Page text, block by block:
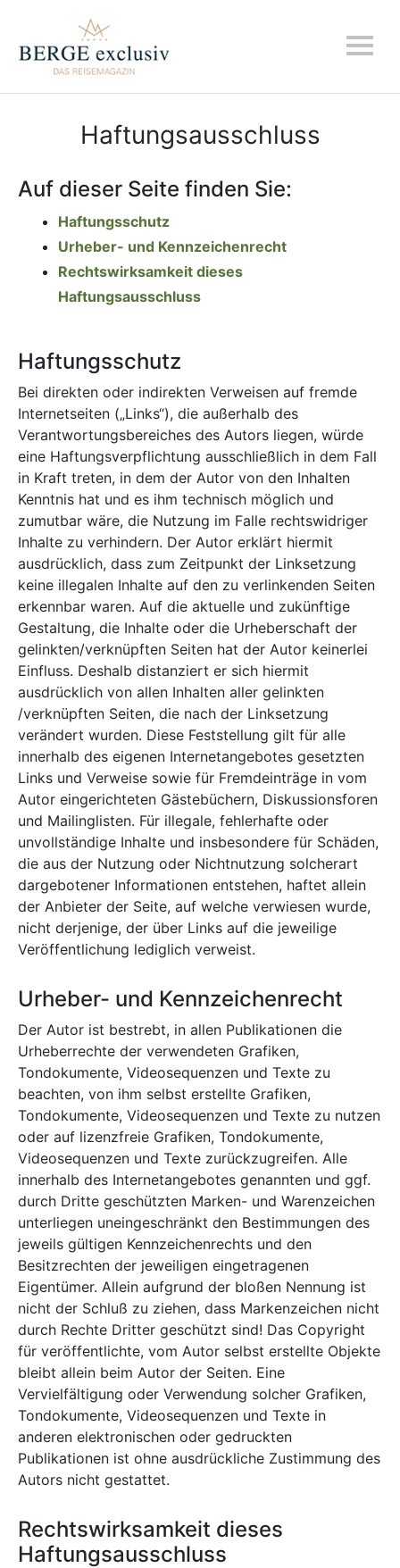
Haftungsausschluss
Auf dieser Seite finden Sie:
Haftungsschutz
Urheber- und Kennzeichenrecht
Rechtswirksamkeit dieses
Haftungsausschluss
Haftungsschutz
Bei direkten oder indirekten Verweisen auf fremde
Internetseiten („Links“), die außerhalb des
Verantwortungsbereiches des Autors liegen, würde
eine Haftungsverpflichtung ausschließlich in dem Fall
in Kraft treten, in dem der Autor von den Inhalten
Kenntnis hat und es ihm technisch möglich und
zumutbar wäre, die Nutzung im Falle rechtswidriger
Inhalte zu verhindern. Der Autor erklärt hiermit
ausdrücklich, dass zum Zeitpunkt der Linksetzung
keine illegalen Inhalte auf den zu verlinkenden Seiten
erkennbar waren. Auf die aktuelle und zukünftige
Gestaltung, die Inhalte oder die Urheberschaft der
gelinkten/verknüpften Seiten hat der Autor keinerlei
Einfluss. Deshalb distanziert er sich hiermit
ausdrücklich von allen Inhalten aller gelinkten
/verknüpften Seiten, die nach der Linksetzung
verändert wurden. Diese Feststellung gilt für alle
innerhalb des eigenen Internetangebotes gesetzten
Links und Verweise sowie für Fremdeinträge in vom
Autor eingerichteten Gästebüchern, Diskussionsforen
und Mailinglisten. Für illegale, fehlerhafte oder
unvollständige Inhalte und insbesondere für Schäden,
die aus der Nutzung oder Nichtnutzung solcherart
dargebotener Informationen entstehen, haftet allein
der Anbieter der Seite, auf welche verwiesen wurde,
nicht derjenige, der über Links auf die jeweilige
Veröffentlichung lediglich verweist.
Urheber- und Kennzeichenrecht
Der Autor ist bestrebt, in allen Publikationen die
Urheberrechte der verwendeten Grafiken,
Tondokumente, Videosequenzen und Texte zu
beachten, von ihm selbst erstellte Grafiken,
Tondokumente, Videosequenzen und Texte zu nutzen
oder auf lizenzfreie Grafiken, Tondokumente,
Videosequenzen und Texte zurückzugreifen. Alle
innerhalb des Internetangebotes genannten und ggf.
durch Dritte geschützten Marken- und Warenzeichen
unterliegen uneingeschränkt den Bestimmungen des
jeweils gültigen Kennzeichenrechts und den
Besitzrechten der jeweiligen eingetragenen
Eigentümer. Allein aufgrund der bloßen Nennung ist
nicht der Schluß zu ziehen, dass Markenzeichen nicht
durch Rechte Dritter geschützt sind! Das Copyright
für veröffentlichte, vom Autor selbst erstellte Objekte
bleibt allein beim Autor der Seiten. Eine
Vervielfältigung oder Verwendung solcher Grafiken,
Tondokumente, Videosequenzen und Texte in
anderen elektronischen oder gedruckten
Publikationen ist ohne ausdrückliche Zustimmung des
Autors nicht gestattet.
Rechtswirksamkeit dieses
Haftungsausschluss